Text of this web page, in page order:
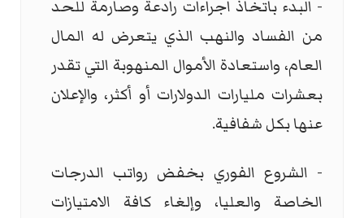
- البدء باتخاذ اجراءات رادعة وصارمة للحد
من الفساد والنهب الذي يتعرض له المال
العام، واستعادة الأموال المنهوبة التي تقدر
بعشرات مليارات الدولارات أو أكثر، والإعلان
عنها بكل شفافية.
- الشروع الفوري بخفض رواتب الدرجات
الخاصة والعليا، وإلغاء كافة الامتيازات